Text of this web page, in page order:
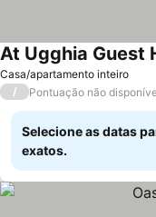
Casa/apartamento inteiro
At Ugghia Guest
/ Pontuação não
Selecione as datas
exatos.